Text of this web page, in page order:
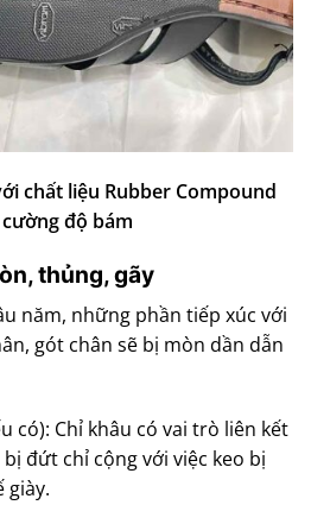
chất liệu Rubber Compound
độ bám
thủng, gãy
năm, những phần tiếp xúc với
gót chân sẽ bị mòn dần dẫn
có): Chỉ khâu có vai trò liên kết
đứt chỉ cộng với việc keo bị
giày.